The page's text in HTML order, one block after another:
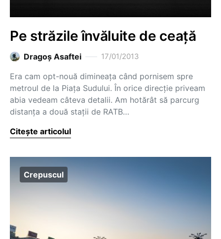
Pe străzile învăluite de ceață
Dragoş Asaftei 17/01/2013
Era cam opt-nouă dimineața când pornisem spre
metroul de la Piața Sudului. În orice direcție priveam
abia vedeam câteva detalii. Am hotărât să parcurg
distanța a două stații de RATB…
Citește articolul
Crepuscul